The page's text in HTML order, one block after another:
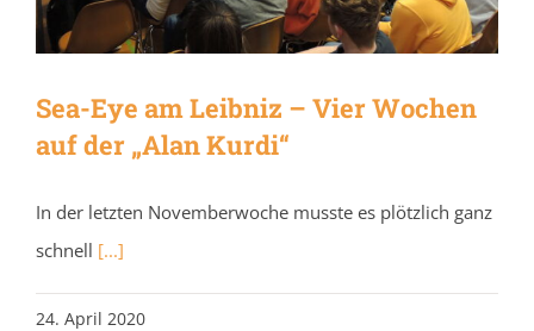
Sea-Eye am Leibniz – Vier Wochen
auf der „Alan Kurdi“
In der letzten Novemberwoche musste es plötzlich ganz
schnell [...]
24. April 2020